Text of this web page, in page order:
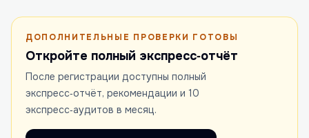
ДОПОЛНИТЕЛЬНЫЕ ПРОВЕРКИ ГОТОВЫ
Откройте полный экспресс‑отчёт
После регистрации доступны полный
экспресс‑отчёт, рекомендации и 10
экспресс‑аудитов в месяц.